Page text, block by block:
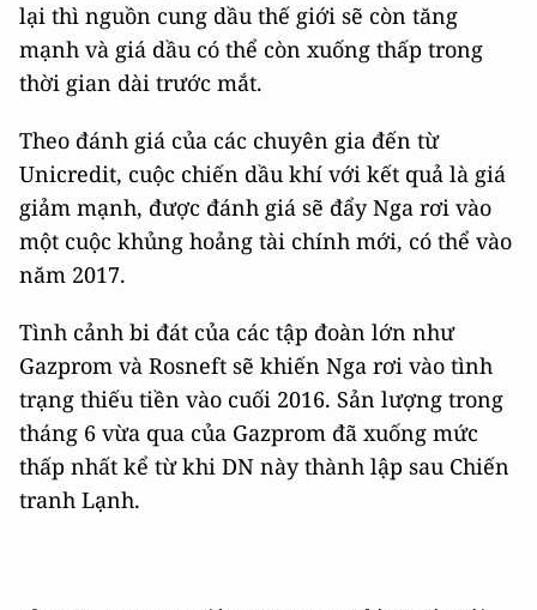
lại thì nguồn cung dầu thế giới sẽ còn tăng
mạnh và giá dầu có thể còn xuống thấp trong
thời gian dài trước mắt.
Theo đánh giá của các chuyên gia đến từ
Unicredit, cuộc chiến dầu khí với kết quả là giá
giảm mạnh, được đánh giá sẽ đẩy Nga rơi vào
một cuộc khủng hoảng tài chính mới, có thể vào
năm 2017.
Tình cảnh bi đát của các tập đoàn lớn như
Gazprom và Rosneft sẽ khiến Nga rơi vào tình
trạng thiếu tiền vào cuối 2016. Sản lượng trong
tháng 6 vừa qua của Gazprom đã xuống mức
thấp nhất kể từ khi DN này thành lập sau Chiến
tranh Lạnh.